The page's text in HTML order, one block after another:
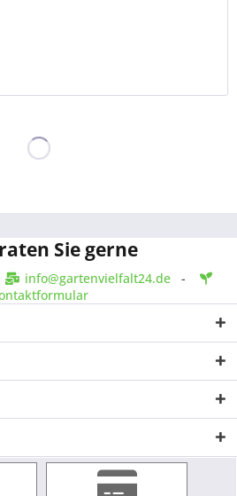
Sie gerne
info@gartenvielfalt24.de-